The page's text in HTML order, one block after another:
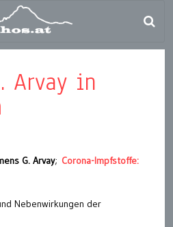
Arvay in
G. Arvay; Corona-Impfstoffe:
Nebenwirkungen der